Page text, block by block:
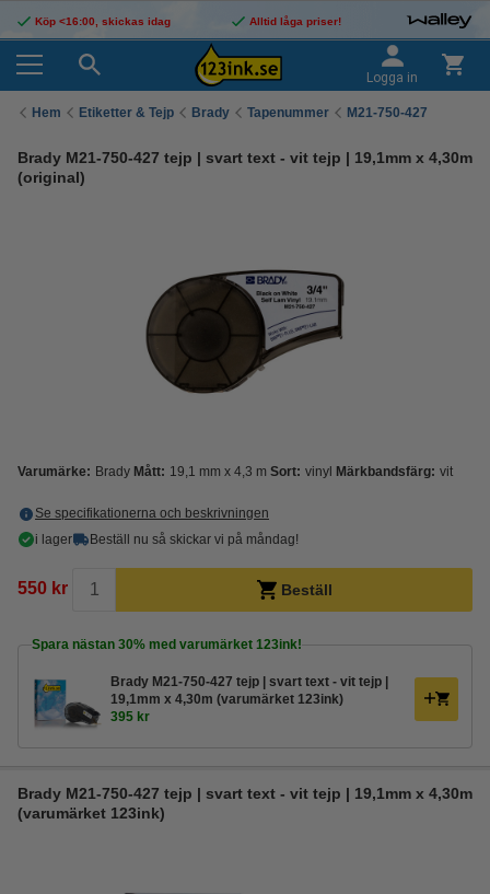
Köp <16:00, skickas idag Alltid låga priser!
Logga in
Hem Etiketter & Tejp Brady Tapenummer M21-750-427
Brady M21-750-427 tejp | svart text - vit tejp | 19,1mm x 4,30m
(original)
Varumärke: Brady Mått: 19,1 mm x 4,3 m Sort: vinyl Märkbandsfärg: vit
Se specifikationerna och beskrivningen
i lager
Beställ nu så skickar vi på måndag!
550 kr Beställ
Spara nästan 30% med varumärket 123ink!
Brady M21-750-427 tejp | svart text - vit tejp |
19,1mm x 4,30m (varumärket 123ink)
395 kr
Brady M21-750-427 tejp | svart text - vit tejp | 19,1mm x 4,30m
(varumärket 123ink)